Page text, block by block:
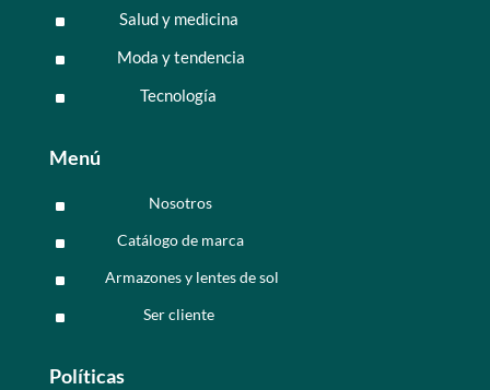
^ Salud y medicina
^ Moda y tendencia
^ Tecnología
Menú
^ Nosotros
^ Catálogo de marca
^ Armazones y lentes de sol
^ Ser cliente
Políticas